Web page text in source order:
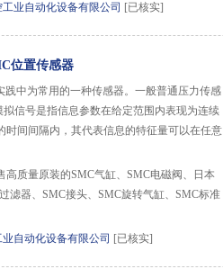
业自动化设备有限公司 [已核实]
位置传感器
践中为常用的一种传感器。一般普通压力传感
信号是指信息参数在给定范围内表现为连续
时间间隔内，其代表信息的特征量可以在任意
高质量原装的SMC气缸、SMC电磁阀、日本
滤器、SMC接头、SMC旋转气缸、SMC标准
自动化设备有限公司 [已核实]